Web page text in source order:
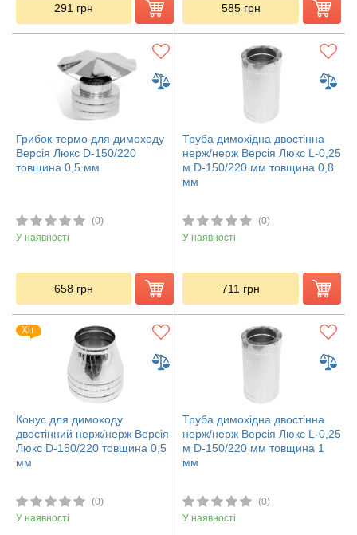
291 грн 585 грн
Грибок-термо для димоходу
Версія Люкс D-150/220
товщина 0,5 мм
(0)
У наявності
658 грн
Труба димохідна двостінна
нерж/нерж Версія Люкс L-0,25
м D-150/220 мм товщина 0,8
мм
(0)
У наявності
711 грн
Хіт
Конус для димоходу
двостінний нерж/нерж Версія
Люкс D-150/220 товщина 0,5
мм
(0)
У наявності
Труба димохідна двостінна
нерж/нерж Версія Люкс L-0,25
м D-150/220 мм товщина 1
мм
(0)
У наявності